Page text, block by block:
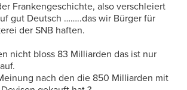
Frankengeschichte, also verschleiert
gut Deutsch ……..das wir Bürger für
der SNB haften.
nicht bloss 83 Milliarden das ist nur
nach den die 850 Milliarden mit